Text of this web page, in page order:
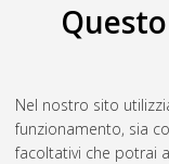
Nel nostro sito
funzionamento, sia
facoltativi che potrai
Malice, Teresa
Socialism. Political
German Democratic
[Dissertation
Bologna. Dottorato
DOI 10.48676/